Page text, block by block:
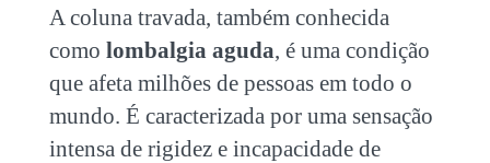
Acoluna travada, também conhecida
como lombalgia aguda, é uma condição
que afeta milhões de pessoas em todo o
mundo. É caracterizada por uma sensação
intensa de rigidez e incapacidade de